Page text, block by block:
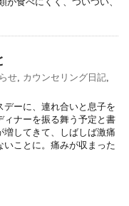
せ, カウンセリング日記,
ーに、連れ合いと息子を
ィナーを振る舞う予定と書
増してきて、しばしば激痛
いことに。痛みが収まった